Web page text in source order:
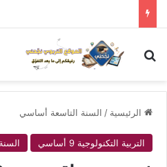
بحث عن
الرئيسية / السنة التاسعة أساسي
التربية التكنولوجية 9 أساسي